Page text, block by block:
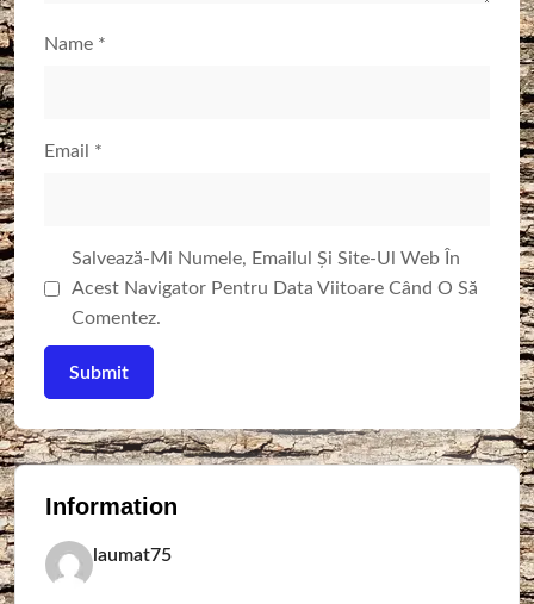
Name *
Email *
Salvează-Mi Numele, Emailul Și Site-Ul Web În
Acest Navigator Pentru Data Viitoare Când O Să
Comentez.
Information
laumat75